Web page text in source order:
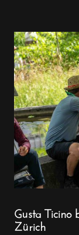
Gusta Ticino
Zürich